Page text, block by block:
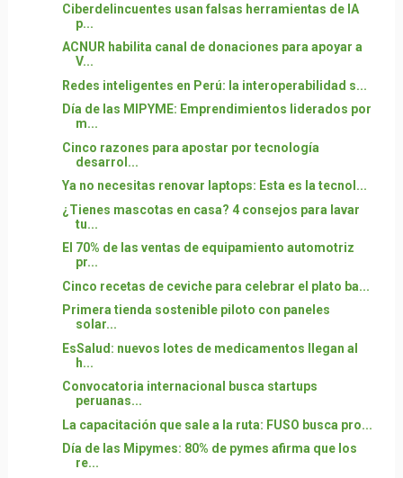
Ciberdelincuentes usan falsas herramientas de IA
p...
ACNUR habilita canal de donaciones para apoyar a
V...
Redes inteligentes en Perú: la interoperabilidad s...
Día de las MIPYME: Emprendimientos liderados por
m...
Cinco razones para apostar por tecnología
desarrol...
Ya no necesitas renovar laptops: Esta es la tecnol...
¿Tienes mascotas en casa? 4 consejos para lavar
tu...
El 70% de las ventas de equipamiento automotriz
pr...
Cinco recetas de ceviche para celebrar el plato ba...
Primera tienda sostenible piloto con paneles
solar...
EsSalud: nuevos lotes de medicamentos llegan al
h...
Convocatoria internacional busca startups
peruanas...
La capacitación que sale a la ruta: FUSO busca pro...
Día de las Mipymes: 80% de pymes afirma que los
re...